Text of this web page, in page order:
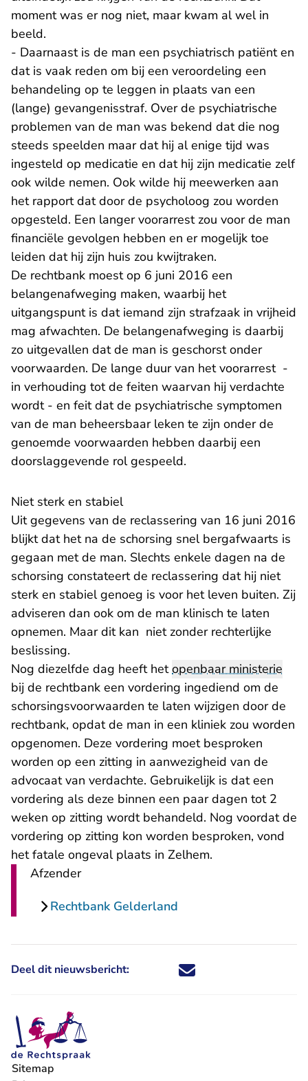
moment was er nog niet, maar kwam al wel in
beeld.
- Daarnaast is de man een psychiatrisch patiënt en
dat is vaak reden om bij een veroordeling een
behandeling op te leggen in plaats van een
(lange) gevangenisstraf. Over de psychiatrische
problemen van de man was bekend dat die nog
steeds speelden maar dat hij al enige tijd was
ingesteld op medicatie en dat hij zijn medicatie zelf
ook wilde nemen. Ook wilde hij meewerken aan
het rapport dat door de psycholoog zou worden
opgesteld. Een langer voorarrest zou voor de man
financiële gevolgen hebben en er mogelijk toe
leiden dat hij zijn huis zou kwijtraken.
De rechtbank moest op 6 juni 2016 een
belangenafweging maken, waarbij het
uitgangspunt is dat iemand zijn strafzaak in vrijheid
mag afwachten. De belangenafweging is daarbij
zo uitgevallen dat de man is geschorst onder
voorwaarden. De lange duur van het voorarrest -
in verhouding tot de feiten waarvan hij verdachte
wordt - en feit dat de psychiatrische symptomen
van de man beheersbaar leken te zijn onder de
genoemde voorwaarden hebben daarbij een
doorslaggevende rol gespeeld.
Niet sterk en stabiel
Uit gegevens van de reclassering van 16 juni 2016
blijkt dat het na de schorsing snel bergafwaarts is
gegaan met de man. Slechts enkele dagen na de
schorsing constateert de reclassering dat hij niet
sterk en stabiel genoeg is voor het leven buiten. Zij
adviseren dan ook om de man klinisch te laten
opnemen. Maar dit kan niet zonder rechterlijke
beslissing.
Nog diezelfde dag heeft hetopenbaar ministerie
bij de rechtbank een vordering ingediend om de
schorsingsvoorwaarden te laten wijzigen door de
rechtbank, opdat de man in een kliniek zou worden
opgenomen. Deze vordering moet besproken
worden op een zitting in aanwezigheid van de
advocaat van verdachte. Gebruikelijk is dat een
vordering als deze binnen een paar dagen tot 2
weken op zitting wordt behandeld. Nog voordat de
vordering op zitting kon worden besproken, vond
het fatale ongeval plaats in Zelhem.
Afzender
Rechtbank Gelderland
Deel dit nieuwsbericht: Deel dit nieuwsbericht via X -
Deel dit nieuwsbericht via
Deel dit nieuwsbericht
Deel dit
Sitemap